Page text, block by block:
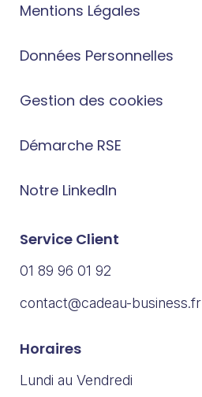
Mentions Légales
Données Personnelles
Gestion des cookies
Démarche RSE
Notre LinkedIn
Service Client
01 89 96 01 92
contact@cadeau-business.fr
Horaires
Lundi au Vendredi